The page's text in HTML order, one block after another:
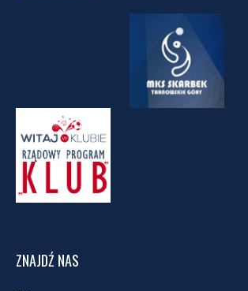
ZNAJDŹ NAS